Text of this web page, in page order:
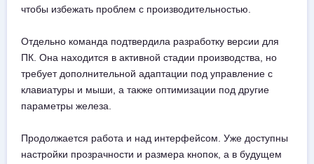
чтобы избежать проблем с производительностью.
Отдельно команда подтвердила разработку версии для
ПК. Она находится в активной стадии производства, но
требует дополнительной адаптации под управление с
клавиатуры и мыши, а также оптимизации под другие
параметры железа.
Продолжается работа и над интерфейсом. Уже доступны
настройки прозрачности и размера кнопок, а в будущем